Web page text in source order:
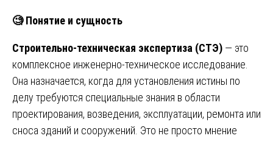
🧐Понятие и сущность
Строительно-техническая экспертиза (СТЭ) — это
комплексное инженерно-техническое исследование.
Она назначается, когда для установления истины по
делу требуются специальные знания в области
проектирования, возведения, эксплуатации, ремонта или
сноса зданий и сооружений. Это не просто мнение